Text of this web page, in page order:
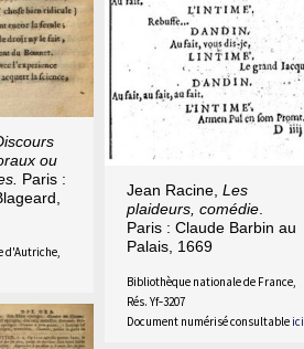
ou
Paris :
d'Autriche,
Jean Racine,Les
plaideurs, comédie
Paris : Claude Barbin au
Palais, 1669
Bibliothèque nationale de France,
Rés. Yf‑3207
Document numérisé consultable ici